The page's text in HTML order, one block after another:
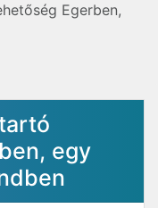
Egerben,
egy